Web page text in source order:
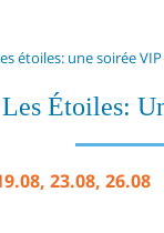
étoiles: une soirée
Étoiles:
23.08, 26.08